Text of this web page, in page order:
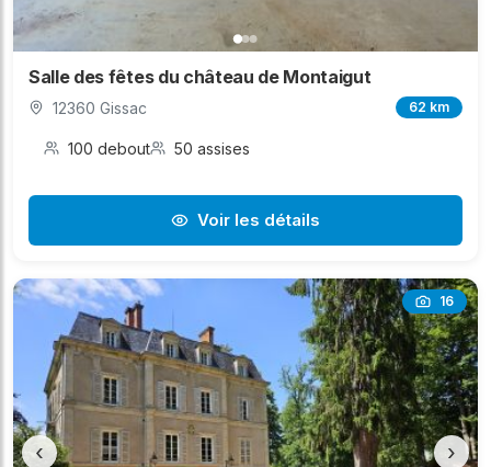
Salle des fêtes du château de Montaigut
12360 Gissac 62 km
100 debout 50 assises
Voir les détails
16
‹ ›